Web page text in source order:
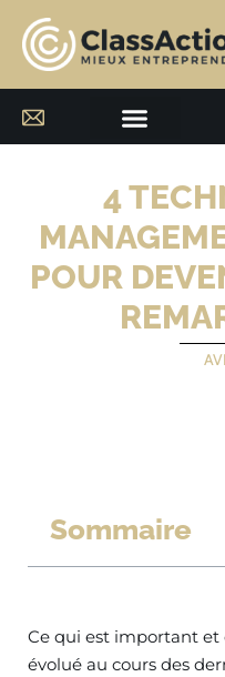
4
POUR
Sommaire
Ce qui est important et
évolué au cours des